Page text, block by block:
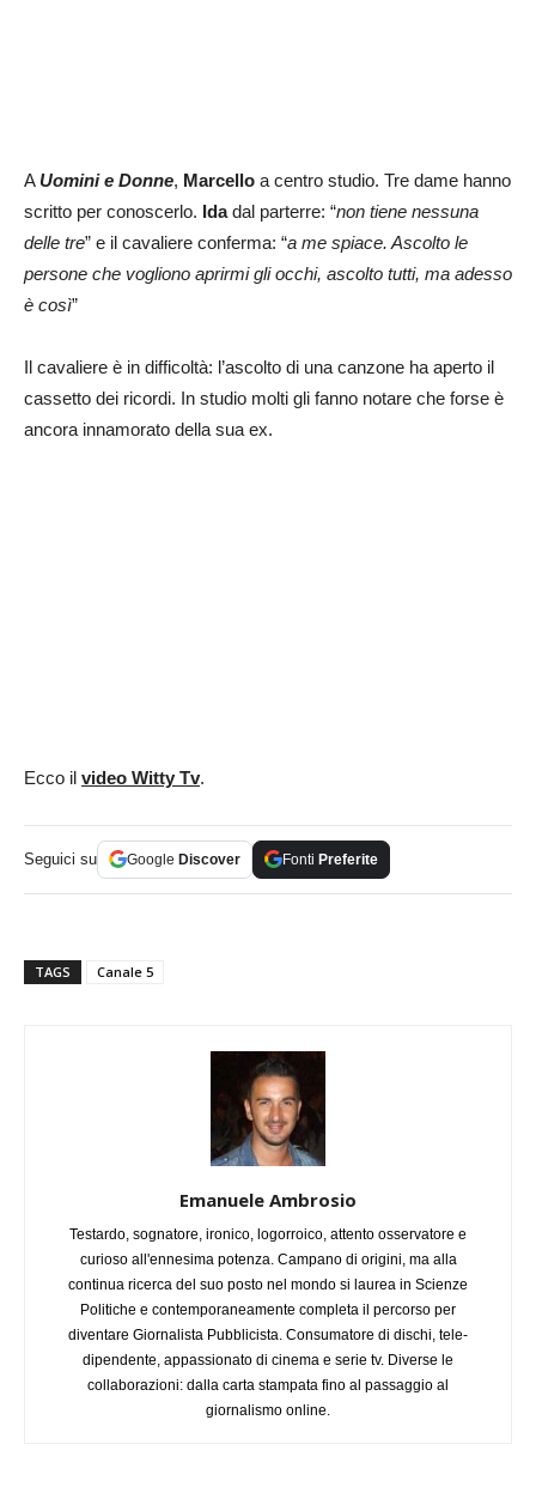
AUomini e Donne, Marcello a centro studio. Tre dame hanno
scritto per conoscerlo. Idadal parterre: “non tiene nessuna
delle tre” e il cavaliere conferma: “a me spiace. Ascolto le
persone che vogliono aprirmi gli occhi, ascolto tutti, ma adesso
è così”
Il cavaliere è in difficoltà: l’ascolto di una canzone ha aperto il
cassetto dei ricordi. In studio molti gli fanno notare che forse è
ancora innamorato della sua ex.
Ecco il video Witty Tv.
Seguici su Google Discover Fonti Preferite
TAGS Canale 5
Emanuele Ambrosio
Testardo, sognatore, ironico, logorroico, attento osservatore e
curioso all'ennesima potenza. Campano di origini, ma alla
continua ricerca del suo posto nel mondo si laurea in Scienze
Politiche e contemporaneamente completa il percorso per
diventare Giornalista Pubblicista. Consumatore di dischi, tele-
dipendente, appassionato di cinema e serie tv. Diverse le
collaborazioni: dalla carta stampata fino al passaggio al
giornalismo online.